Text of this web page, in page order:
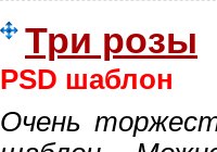
Три розы
PSD шаблон
Очень